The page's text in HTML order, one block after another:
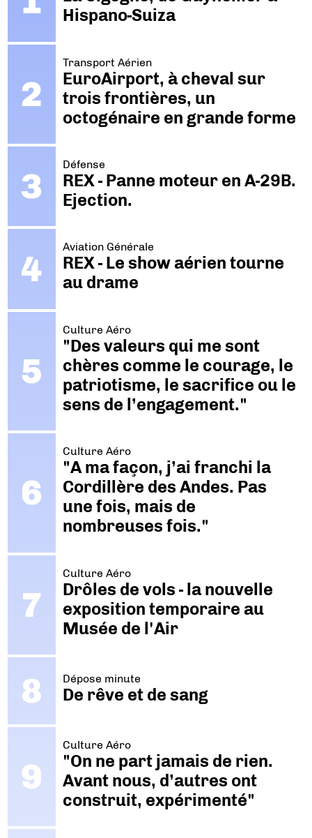
Hispano-Suiza
Transport Aérien
EuroAirport, à cheval sur
trois frontières, un
octogénaire en grande forme
Défense
REX - Panne moteur en A-29B.
Ejection.
Aviation Générale
REX - Le show aérien tourne
au drame
Culture Aéro
"Des valeurs qui me sont
chères comme le courage, le
patriotisme, le sacrifice ou le
sens de l’engagement."
Culture Aéro
"A ma façon, j’ai franchi la
Cordillère des Andes. Pas
une fois, mais de
nombreuses fois."
Culture Aéro
Drôles de vols - la nouvelle
exposition temporaire au
Musée de l'Air
Dépose minute
De rêve et de sang
Culture Aéro
"On ne part jamais de rien.
Avant nous, d’autres ont
construit, expérimenté"